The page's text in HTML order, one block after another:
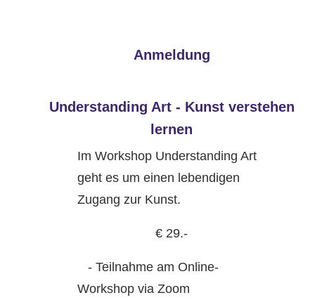
Anmeldung
Understanding Art - Kunst verstehen
lernen
Im Workshop Understanding Art
geht es um einen lebendigen
Zugang zur Kunst.
€ 29.-
- Teilnahme am Online-
Workshop via Zoom